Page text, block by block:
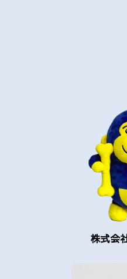
株式会